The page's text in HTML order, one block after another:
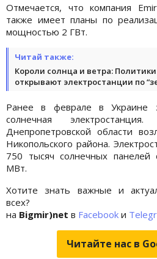
Отмечается, что компания
также имеет планы по
мощностью 2 ГВт.
Читай также:
Короли солнца и ветра:
открывают электростанции по
Ранее в феврале в Украине
солнечная
Днепропетровской области
Никопольского района.
750 тысяч солнечных
МВт.
Хотите знать важные и
всех?
на Bigmir)net в Facebook и
Читайте нас в